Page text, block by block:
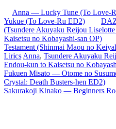
Anna — Lucky Tune (To Love-
Yukue (To Love-Ru ED2)
(Tsundere Akuyaku Reijou
Kaisetsu no Kobayashi-san OP)
Testament (Shinmai Maou no
Lirics Anna, Tsundere Akuyaku
Endou-kun to Kaisetsu no
Запись
навигация
Fukuen Misato — Otome no
Crystal: Death Busters-hen ED2)
Sakurakoji Kinako — Beginners